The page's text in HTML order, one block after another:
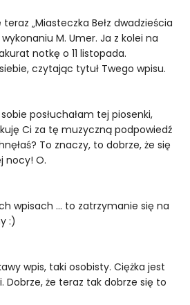
„Miasteczka Bełz dwadzieścia
M. Umer. Ja z kolei na
notkę o 11 listopada.
czytając tytuł Twego wpisu.
posłuchałam tej piosenki,
Ci za tę muzyczną podpowiedź
To znaczy, to dobrze, że się
nocy! O.
wpisach … to zatrzymanie się na
:)
wpis, taki osobisty. Ciężka jest
Dobrze, że teraz tak dobrze się to